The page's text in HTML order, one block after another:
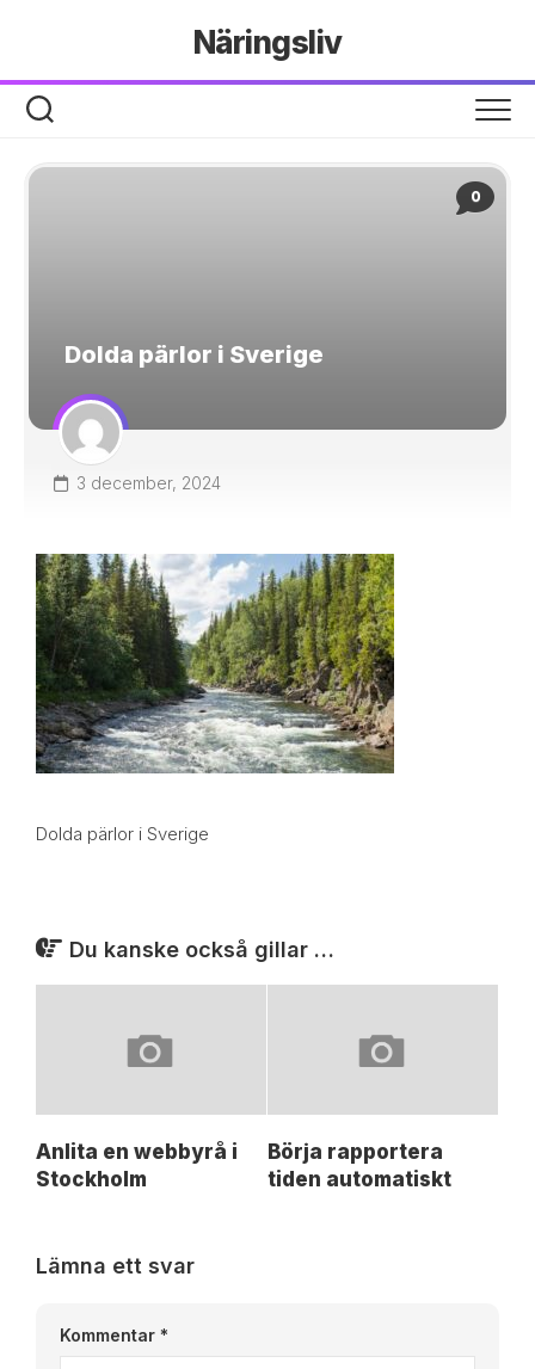
Näringsliv
0
Dolda pärlor i Sverige
3 december, 2024
Dolda pärlor i Sverige
Du kanske också gillar …
Anlita en webbyrå i
Stockholm
Börja rapportera
tiden automatiskt
Lämna ett svar
Kommentar *